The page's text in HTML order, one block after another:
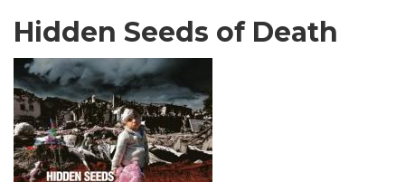
Hidden Seeds of Death